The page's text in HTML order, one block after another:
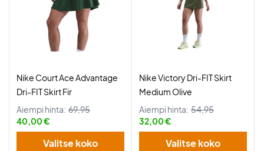
Nike Court Ace Advantage
Dri-FIT Skirt Fir
Aiempi hinta: 69,95
40,00 €
Valitse koko
Nike Victory Dri-FIT Skirt
Medium Olive
Aiempi hinta: 54,95
32,00 €
Valitse koko